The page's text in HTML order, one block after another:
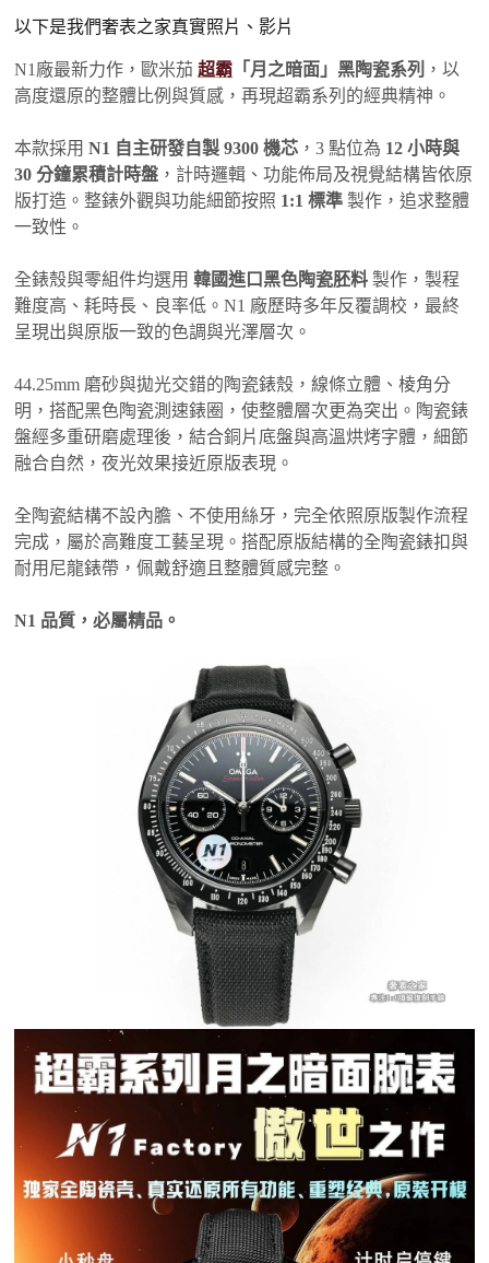
以下是我們奢表之家真實照片、影片
N1廠最新力作，歐米茄超霸 「月之暗面」黑陶瓷系列 ，以
高度還原的整體比例與質感，再現超霸系列的經典精神。
本款採用N1 自主研發自製 9300 機芯 ，3 點位為 12 小時與
30 分鐘累積計時盤 ，計時邏輯、功能佈局及視覺結構皆依原
版打造。整錶外觀與功能細節按照 1:1 標準 製作，追求整體
一致性。
全錶殼與零組件均選用韓國進口黑色陶瓷胚料 製作，製程
難度高、耗時長、良率低。N1 廠歷時多年反覆調校，最終
呈現出與原版一致的色調與光澤層次。
44.25mm 磨砂與拋光交錯的陶瓷錶殼，線條立體、棱角分
明，搭配黑色陶瓷測速錶圈，使整體層次更為突出。陶瓷錶
盤經多重研磨處理後，結合銅片底盤與高溫烘烤字體，細節
融合自然，夜光效果接近原版表現。
全陶瓷結構不設內膽、不使用絲牙，完全依照原版製作流程
完成，屬於高難度工藝呈現。搭配原版結構的全陶瓷錶扣與
耐用尼龍錶帶，佩戴舒適且整體質感完整。
N1 品質，必屬精品。